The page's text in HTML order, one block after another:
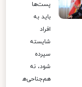
پست‌ها
باید به
افراد
شایسته
سپرده
شود، نه
هم‌جناحی‌ه